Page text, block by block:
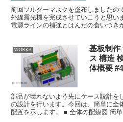
前回ソルダーマスクを塗布しましたの
外線露光機を完成させていこうと思い
電源ラインの補強とはんだの食いつき
WORKS
基板制作
ス 構造
体概要 #4
部品が壊れないよう先にケース設計を
の設計を行います。今回は、簡単に全
配置を示します。 ■ 全体の配線図 簡